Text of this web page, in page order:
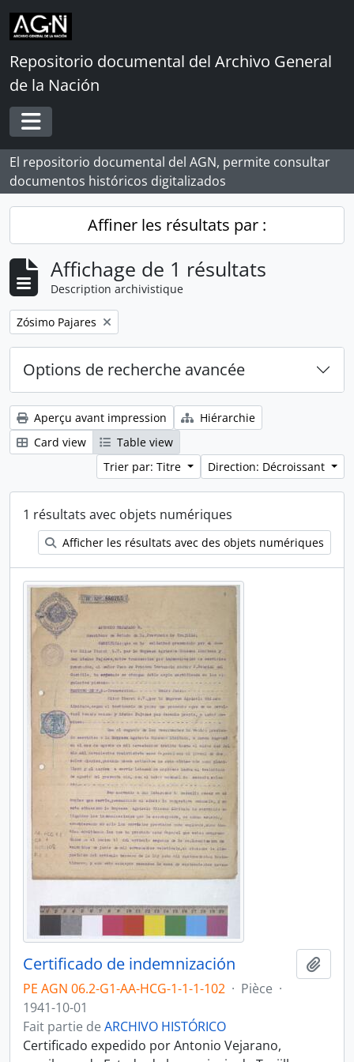
Skip to main content
Repositorio documental del Archivo General
de la Nación
Toggle navigation
El repositorio documental del AGN, permite consultar
documentos históricos digitalizados
Affiner les résultats par :
Affichage de 1 résultats
Description archivistique
Remove filter:
Zósimo Pajares
Options de recherche avancée
Aperçu avant impression
Hiérarchie
Card view
Table view
Trier par: Titre
Direction: Décroissant
1 résultats avec objets numériques
Afficher les résultats avec des objets numériques
Certificado de indemnización
PE AGN 06.2-G1-AA-HCG-1-1-1-102 · Pièce ·
1941-10-01
Fait partie de ARCHIVO HISTÓRICO
Certificado expedido por Antonio Vejarano,